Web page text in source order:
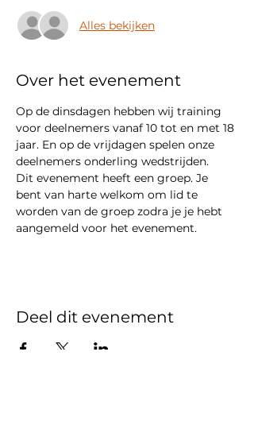
Alles bekijken
Over het evenement
Op de dinsdagen hebben wij training
voor deelnemers vanaf 10 tot en met 18
jaar. En op de vrijdagen spelen onze
deelnemers onderling wedstrijden.
Dit evenement heeft een groep. Je
bent van harte welkom om lid te
worden van de groep zodra je je hebt
aangemeld voor het evenement.
Deel dit evenement